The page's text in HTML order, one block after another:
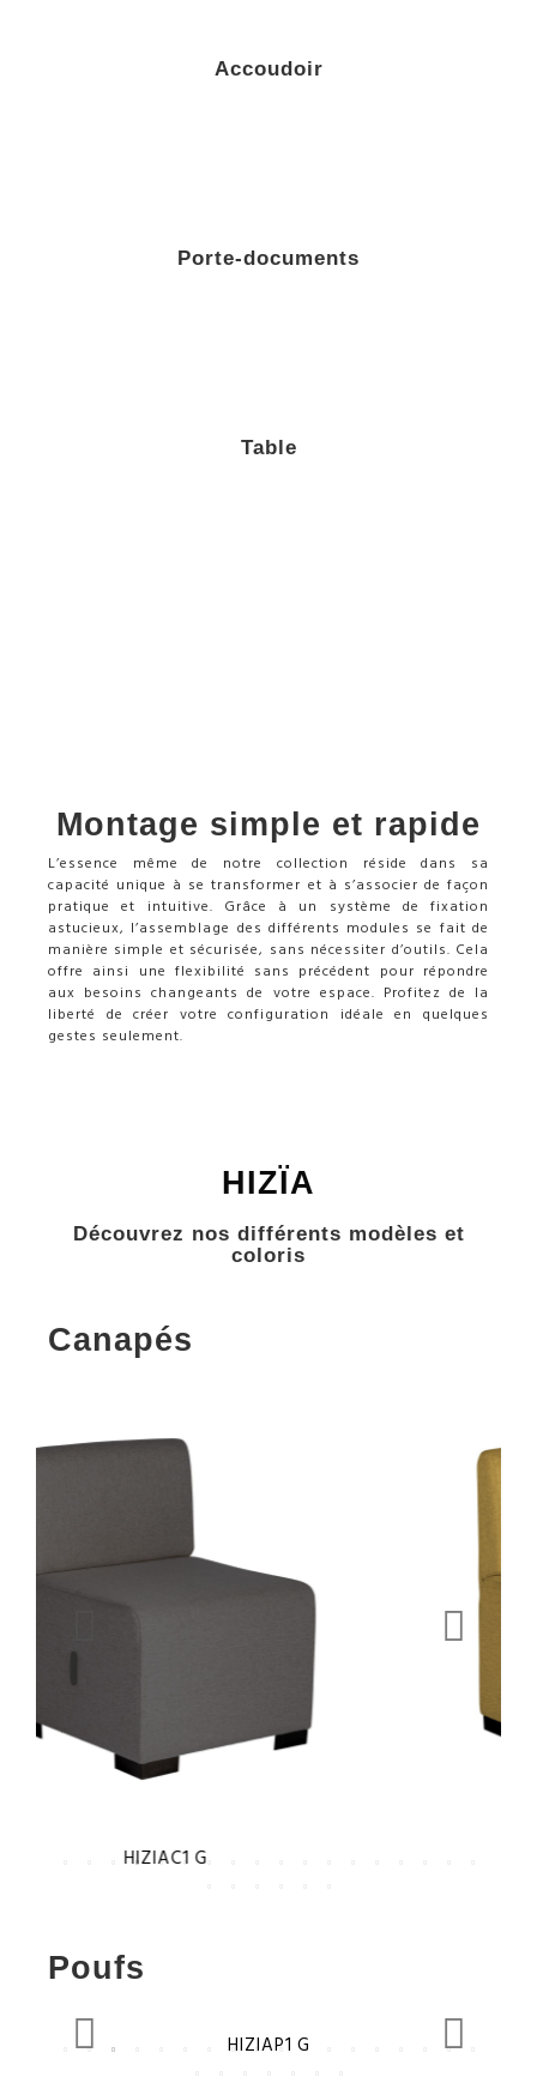
Accoudoir
Porte-documents
Table
Montage simple et rapide
L’essence même de notre collection réside dans sa
capacité unique à se transformer et à s’associer de façon
pratique et intuitive. Grâce à un système de fixation
astucieux, l’assemblage des différents modules se fait de
manière simple et sécurisée, sans nécessiter d’outils. Cela
offre ainsi une flexibilité sans précédent pour répondre
aux besoins changeants de votre espace. Profitez de la
liberté de créer votre configuration idéale en quelques
gestes seulement.
HIZÏA
Découvrez nos différents modèles et
coloris
Canapés
Poufs
HIZIAP1 J